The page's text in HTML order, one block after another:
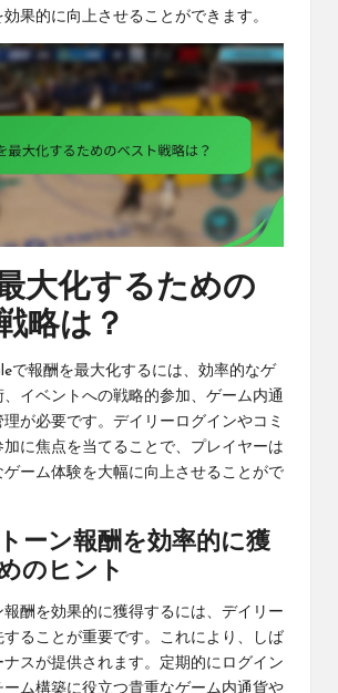
果的に向上させることができます。
大化するための
略は？
で報酬を最大化するには、効率的なゲ
、イベントへの戦略的参加、ゲーム内通
が必要です。デイリーログインやコミ
加に焦点を当てることで、プレイヤーは
ーム体験を大幅に向上させることがで
ーン報酬を効率的に獲
のヒント
報酬を効果的に獲得するには、デイリー
することが重要です。これにより、しば
ナスが提供されます。定期的にログイン
ム構築に役立つ貴重なゲーム内通貨や